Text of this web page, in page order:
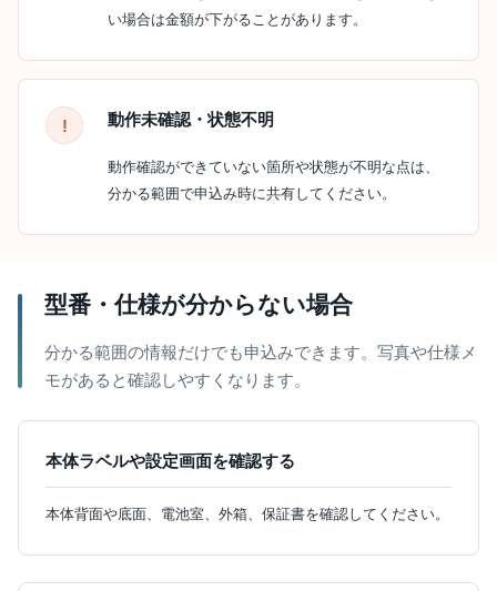
い場合は金額が下がることがあります。
動作未確認・状態不明
動作確認ができていない箇所や状態が不明な点は、
分かる範囲で申込み時に共有してください。
型番・仕様が分からない場合
分かる範囲の情報だけでも申込みできます。写真や仕様メ
モがあると確認しやすくなります。
本体ラベルや設定画面を確認する
本体背面や底面、電池室、外箱、保証書を確認してください。